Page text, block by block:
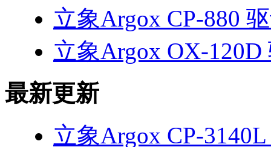
立象Argox CP-880
立象Argox OX-120D
最新更新
立象Argox CP-